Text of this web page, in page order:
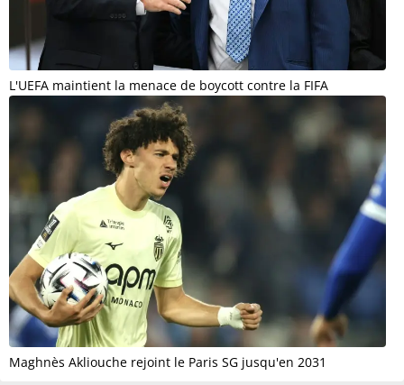
L'UEFA maintient la menace de boycott contre la FIFA
Maghnès Akliouche rejoint le Paris SG jusqu'en 2031